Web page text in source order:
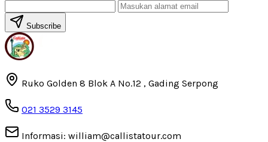
Subscribe
Ruko Golden 8 Blok A No.12 , Gading Serpong
021 3529 3145
Informasi: william@callistatour.com